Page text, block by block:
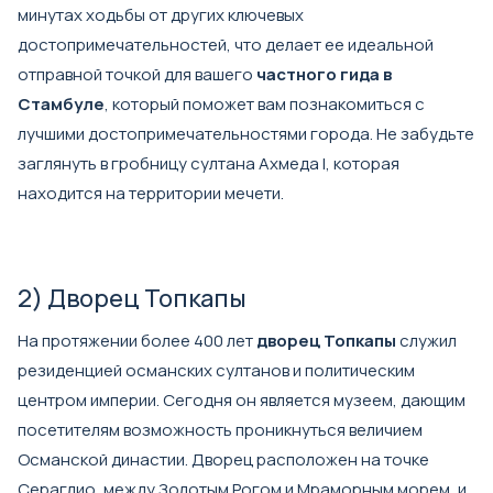
минутах ходьбы от других ключевых
достопримечательностей, что делает ее идеальной
отправной точкой для вашего частного гида в
Стамбуле, который поможет вам познакомиться с
лучшими достопримечательностями города. Не забудьте
заглянуть в гробницу султана Ахмеда I, которая
находится на территории мечети.
2) Дворец Топкапы
На протяжении более 400 летдворец Топкапыслужил
резиденцией османских султанов и политическим
центром империи. Сегодня он является музеем, дающим
посетителям возможность проникнуться величием
Османской династии. Дворец расположен на точке